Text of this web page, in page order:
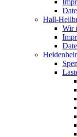
Hall-
Wir